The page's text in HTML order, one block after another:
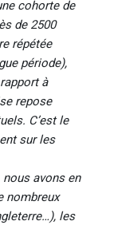
cohorte de
de 2500
répétée
période),
à
repose
C’est le
sur les
nous avons en
nombreux
les